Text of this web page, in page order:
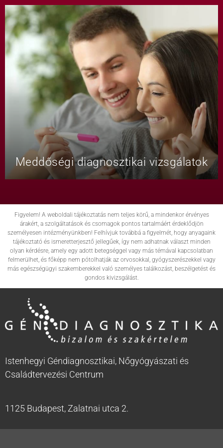
Meddőségi diagnosztikai vizsgálatok
Figyelem! A weboldali tájékoztatás nem teljes körű, a mindenkor érvényes
árakért, a szolgáltatások és csomagok pontos tartalmáért érdeklődjön
személyesen intézményünkben! Felhívjuk továbbá a figyelmét, hogy anyagaink
tájékoztató és ismeretterjesztő jellegűek, így nem adhatnak választ minden
olyan kérdésre, amely egy adott betegséggel vagy más témával kapcsolatban
felmerülhet, és főképp nem pótolhatják az orvosokkal, gyógyszerészekkel vagy
más egészségügyi szakemberekkel való személyes találkozást, beszélgetést és
gondos kivizsgálást.
Istenhegyi Géndiagnosztikai, Nőgyógyászati és
Családtervezési Centrum
1125 Budapest, Zalatnai utca 2.